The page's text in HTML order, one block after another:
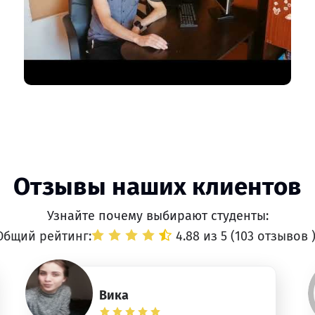
Отзывы наших клиентов
Узнайте почему выбирают студенты:
рейтинг:
4.88 из 5 (103 отзывов )
Вика